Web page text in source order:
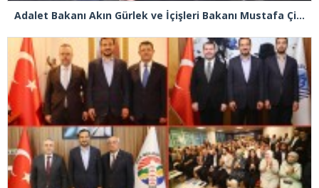
Adalet Bakanı Akın Gürlek ve İçişleri Bakanı Mustafa Çiftçi Esenyurt’ta